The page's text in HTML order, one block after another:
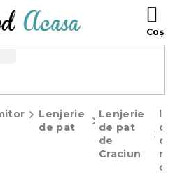
Lenjerie
de pat
Lenjerie
de pat
de
Craciun
cu